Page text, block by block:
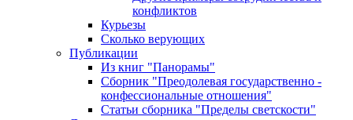
конфликтов
Курьезы
Сколько верующих
Публикации
Из книг "Панорамы"
Сборник "Преодолевая государственно -
конфессиональные отношения"
Статьи сборника "Пределы светскости"